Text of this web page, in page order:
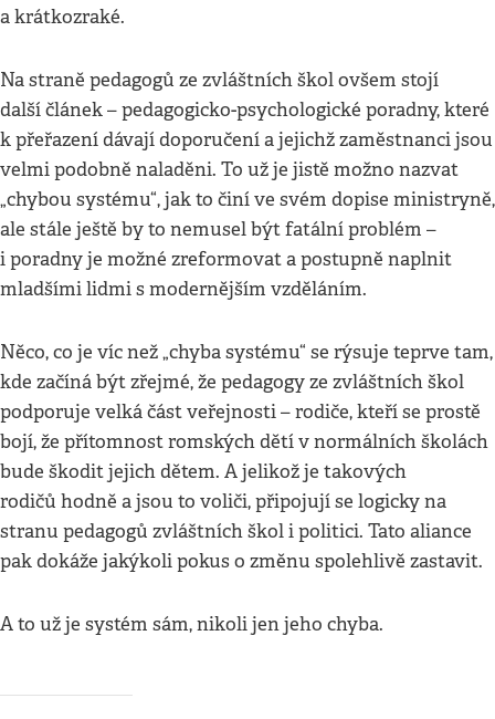
a krátkozraké.
Na straně pedagogů ze zvláštních škol ovšem stojí
další článek – pedagogicko-psychologické poradny, které
k přeřazení dávají doporučení a jejichž zaměstnanci jsou
velmi podobně naladěni. To už je jistě možno nazvat
„chybou systému“, jak to činí ve svém dopise ministryně,
ale stále ještě by to nemusel být fatální problém –
i poradny je možné zreformovat a postupně naplnit
mladšími lidmi s modernějším vzděláním.
Něco, co je víc než „chyba systému“ se rýsuje teprve tam,
kde začíná být zřejmé, že pedagogy ze zvláštních škol
podporuje velká část veřejnosti – rodiče, kteří se prostě
bojí, že přítomnost romských dětí v normálních školách
bude škodit jejich dětem. A jelikož je takových
rodičů hodně a jsou to voliči, připojují se logicky na
stranu pedagogů zvláštních škol i politici. Tato aliance
pak dokáže jakýkoli pokus o změnu spolehlivě zastavit.
A to už je systém sám, nikoli jen jeho chyba.